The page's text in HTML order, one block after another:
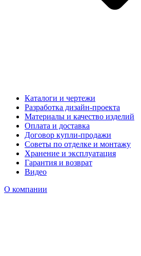
Каталоги и чертежи
Разработка дизайн-проекта
Материалы и качество изделий
Оплата и доставка
Договор купли-продажи
Советы по отделке и монтажу
Хранение и эксплуатация
Гарантия и возврат
Видео
О компании